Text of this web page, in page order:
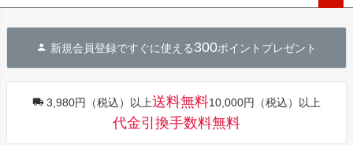
へ
新規会員登録ですぐに使える300ポイントプレゼント
3,980円（税込）以上送料無料10,000円（税込）以上
代金引換手数料無料